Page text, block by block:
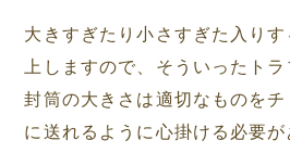
大きすぎたり小さすぎた入り
上しますので、そういったト
封筒の大きさは適切なものをチ
に送れるように心掛ける必要が